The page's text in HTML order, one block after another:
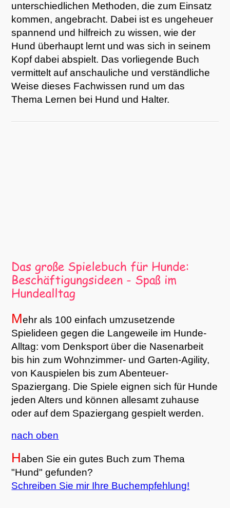
unterschiedlichen Methoden, die zum Einsatz
kommen, angebracht. Dabei ist es ungeheuer
spannend und hilfreich zu wissen, wie der
Hund überhaupt lernt und was sich in seinem
Kopf dabei abspielt. Das vorliegende Buch
vermittelt auf anschauliche und verständliche
Weise dieses Fachwissen rund um das
Thema Lernen bei Hund und Halter.
Mehr als 100 einfach umzusetzende
Spielideen gegen die Langeweile im Hunde-
Alltag: vom Denksport über die Nasenarbeit
bis hin zum Wohnzimmer- und Garten-Agility,
von Kauspielen bis zum Abenteuer-
Spaziergang. Die Spiele eignen sich für Hunde
jeden Alters und können allesamt zuhause
oder auf dem Spaziergang gespielt werden.
nach oben
Haben Sie ein gutes Buch zum Thema
"Hund" gefunden?
Schreiben Sie mir Ihre Buchempfehlung!